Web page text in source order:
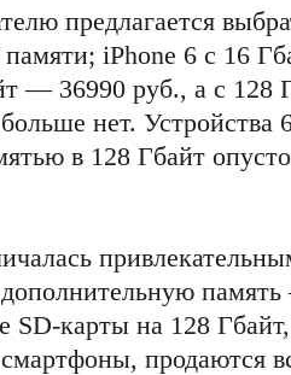
предлагается
iPhone 6 с 16
— 36990 руб., а с 128
нет. Устройства
в 128 Гбайт
SD-карты на 128
продаются